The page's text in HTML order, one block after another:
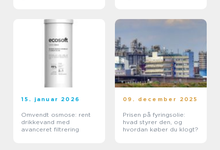
15. januar 2026
Omvendt osmose: rent
drikkevand med
avanceret filtrering
09. december 2025
Prisen på fyringsolie:
hvad styrer den, og
hvordan køber du klogt?